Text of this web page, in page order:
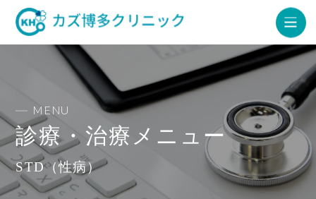
MENU
診療・治療メニュー
STD（性病）